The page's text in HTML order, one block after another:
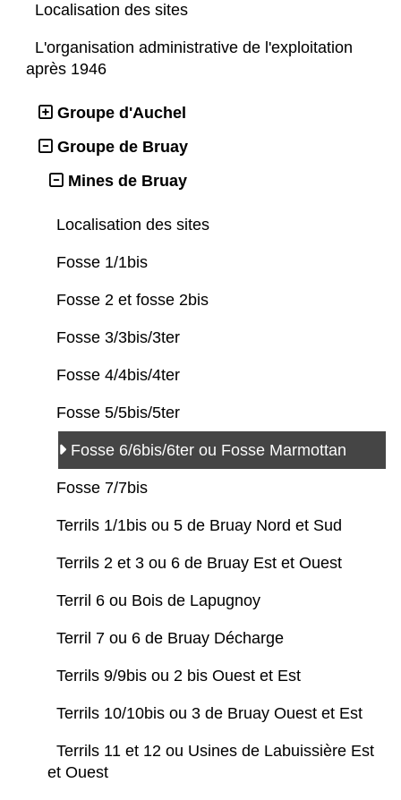
Localisation des sites
L'organisation administrative de l'exploitation
après 1946
Groupe d'Auchel
Groupe de Bruay
Mines de Bruay
Localisation des sites
Fosse 1/1bis
Fosse 2 et fosse 2bis
Fosse 3/3bis/3ter
Fosse 4/4bis/4ter
Fosse 5/5bis/5ter
Fosse 6/6bis/6ter ou Fosse Marmottan
Fosse 7/7bis
Terrils 1/1bis ou 5 de Bruay Nord et Sud
Terrils 2 et 3 ou 6 de Bruay Est et Ouest
Terril 6 ou Bois de Lapugnoy
Terril 7 ou 6 de Bruay Décharge
Terrils 9/9bis ou 2 bis Ouest et Est
Terrils 10/10bis ou 3 de Bruay Ouest et Est
Terrils 11 et 12 ou Usines de Labuissière Est
et Ouest